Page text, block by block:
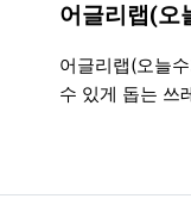
어글리랩(오
등록일
조회
어글리랩(오늘
수 있게 돕는 쓰